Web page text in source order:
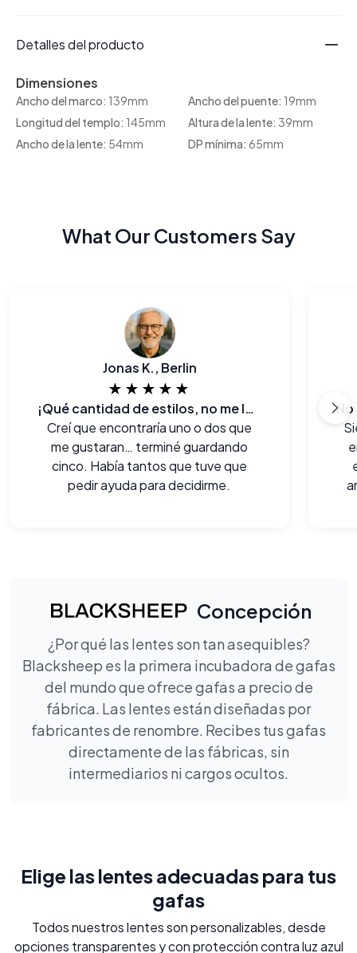
Detalles del producto
Dimensiones
Ancho del marco: 139mm Ancho del puente: 19mm
Longitud del templo: 145mm Altura de la lente: 39mm
Ancho de la lente: 54mm DP mínima: 65mm
What Our Customers Say
Jonas K., Berlin
★★★★★
¡Qué cantidad de estilos, no me lo esperaba!
Creí que encontraría uno o dos que
me gustaran… terminé guardando
cinco. Había tantos que tuve que
pedir ayuda para decidirme.
Concepción
¿Por qué las lentes son tan asequibles?
Blacksheep es la primera incubadora de gafas
del mundo que ofrece gafas a precio de
fábrica. Las lentes están diseñadas por
fabricantes de renombre. Recibes tus gafas
directamente de las fábricas, sin
intermediarios ni cargos ocultos.
Elige las lentes adecuadas para tus
gafas
Todos nuestros lentes son personalizables, desde
opciones transparentes y con protección contra luz azul